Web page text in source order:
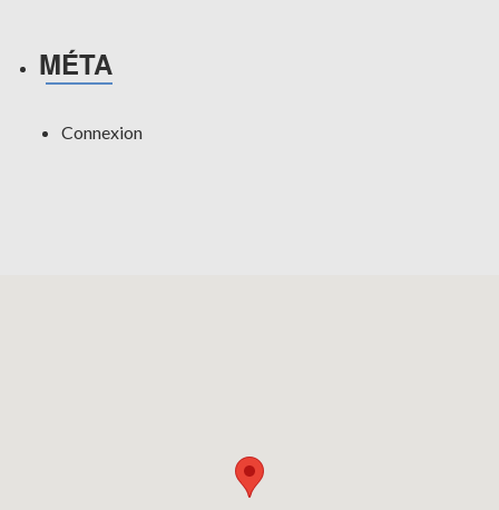
MÉTA
Connexion